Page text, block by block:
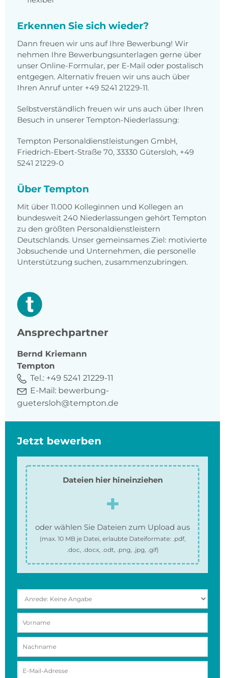
Erkennen Sie sich wieder?
Dann freuen wir uns auf Ihre Bewerbung! Wir
nehmen Ihre Bewerbungsunterlagen gerne über
unser Online-Formular, per E-Mail oder postalisch
entgegen. Alternativ freuen wir uns auch über
Ihren Anruf unter +49 5241 21229-11.
Selbstverständlich freuen wir uns auch über Ihren
Besuch in unserer Tempton-Niederlassung:
Tempton Personaldienstleistungen GmbH,
Friedrich-Ebert-Straße 70, 33330 Gütersloh, +49
5241 21229-0
Über Tempton
Mit über 11.000 Kolleginnen und Kollegen an
bundesweit 240 Niederlassungen gehört Tempton
zu den größten Personaldienstleistern
Deutschlands. Unser gemeinsames Ziel: motivierte
Jobsuchende und Unternehmen, die personelle
Unterstützung suchen, zusammenzubringen.
Ansprechpartner
Bernd Kriemann
Tempton
Tel.: +49 5241 21229-11
E-Mail: bewerbung-
guetersloh@tempton.de
Jetzt bewerben
Dateien hier hineinziehen
oder wählen Sie Dateien zum Upload aus
(max. 10 MBje Datei, erlaubte Dateiformate: .pdf,
.doc, .docx, .odt, .png, .jpg, .gif)